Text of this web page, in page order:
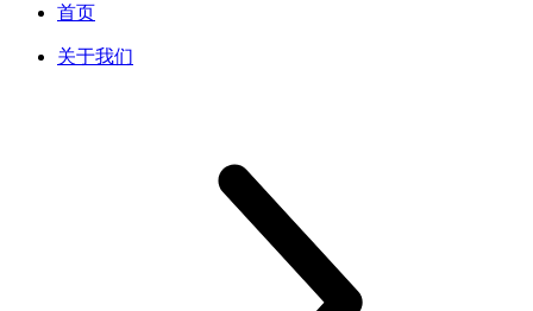
首页
关于我们